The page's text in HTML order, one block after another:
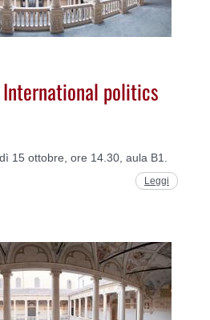
politics
15 ottobre, ore 14.30, aula B1.
Leggi